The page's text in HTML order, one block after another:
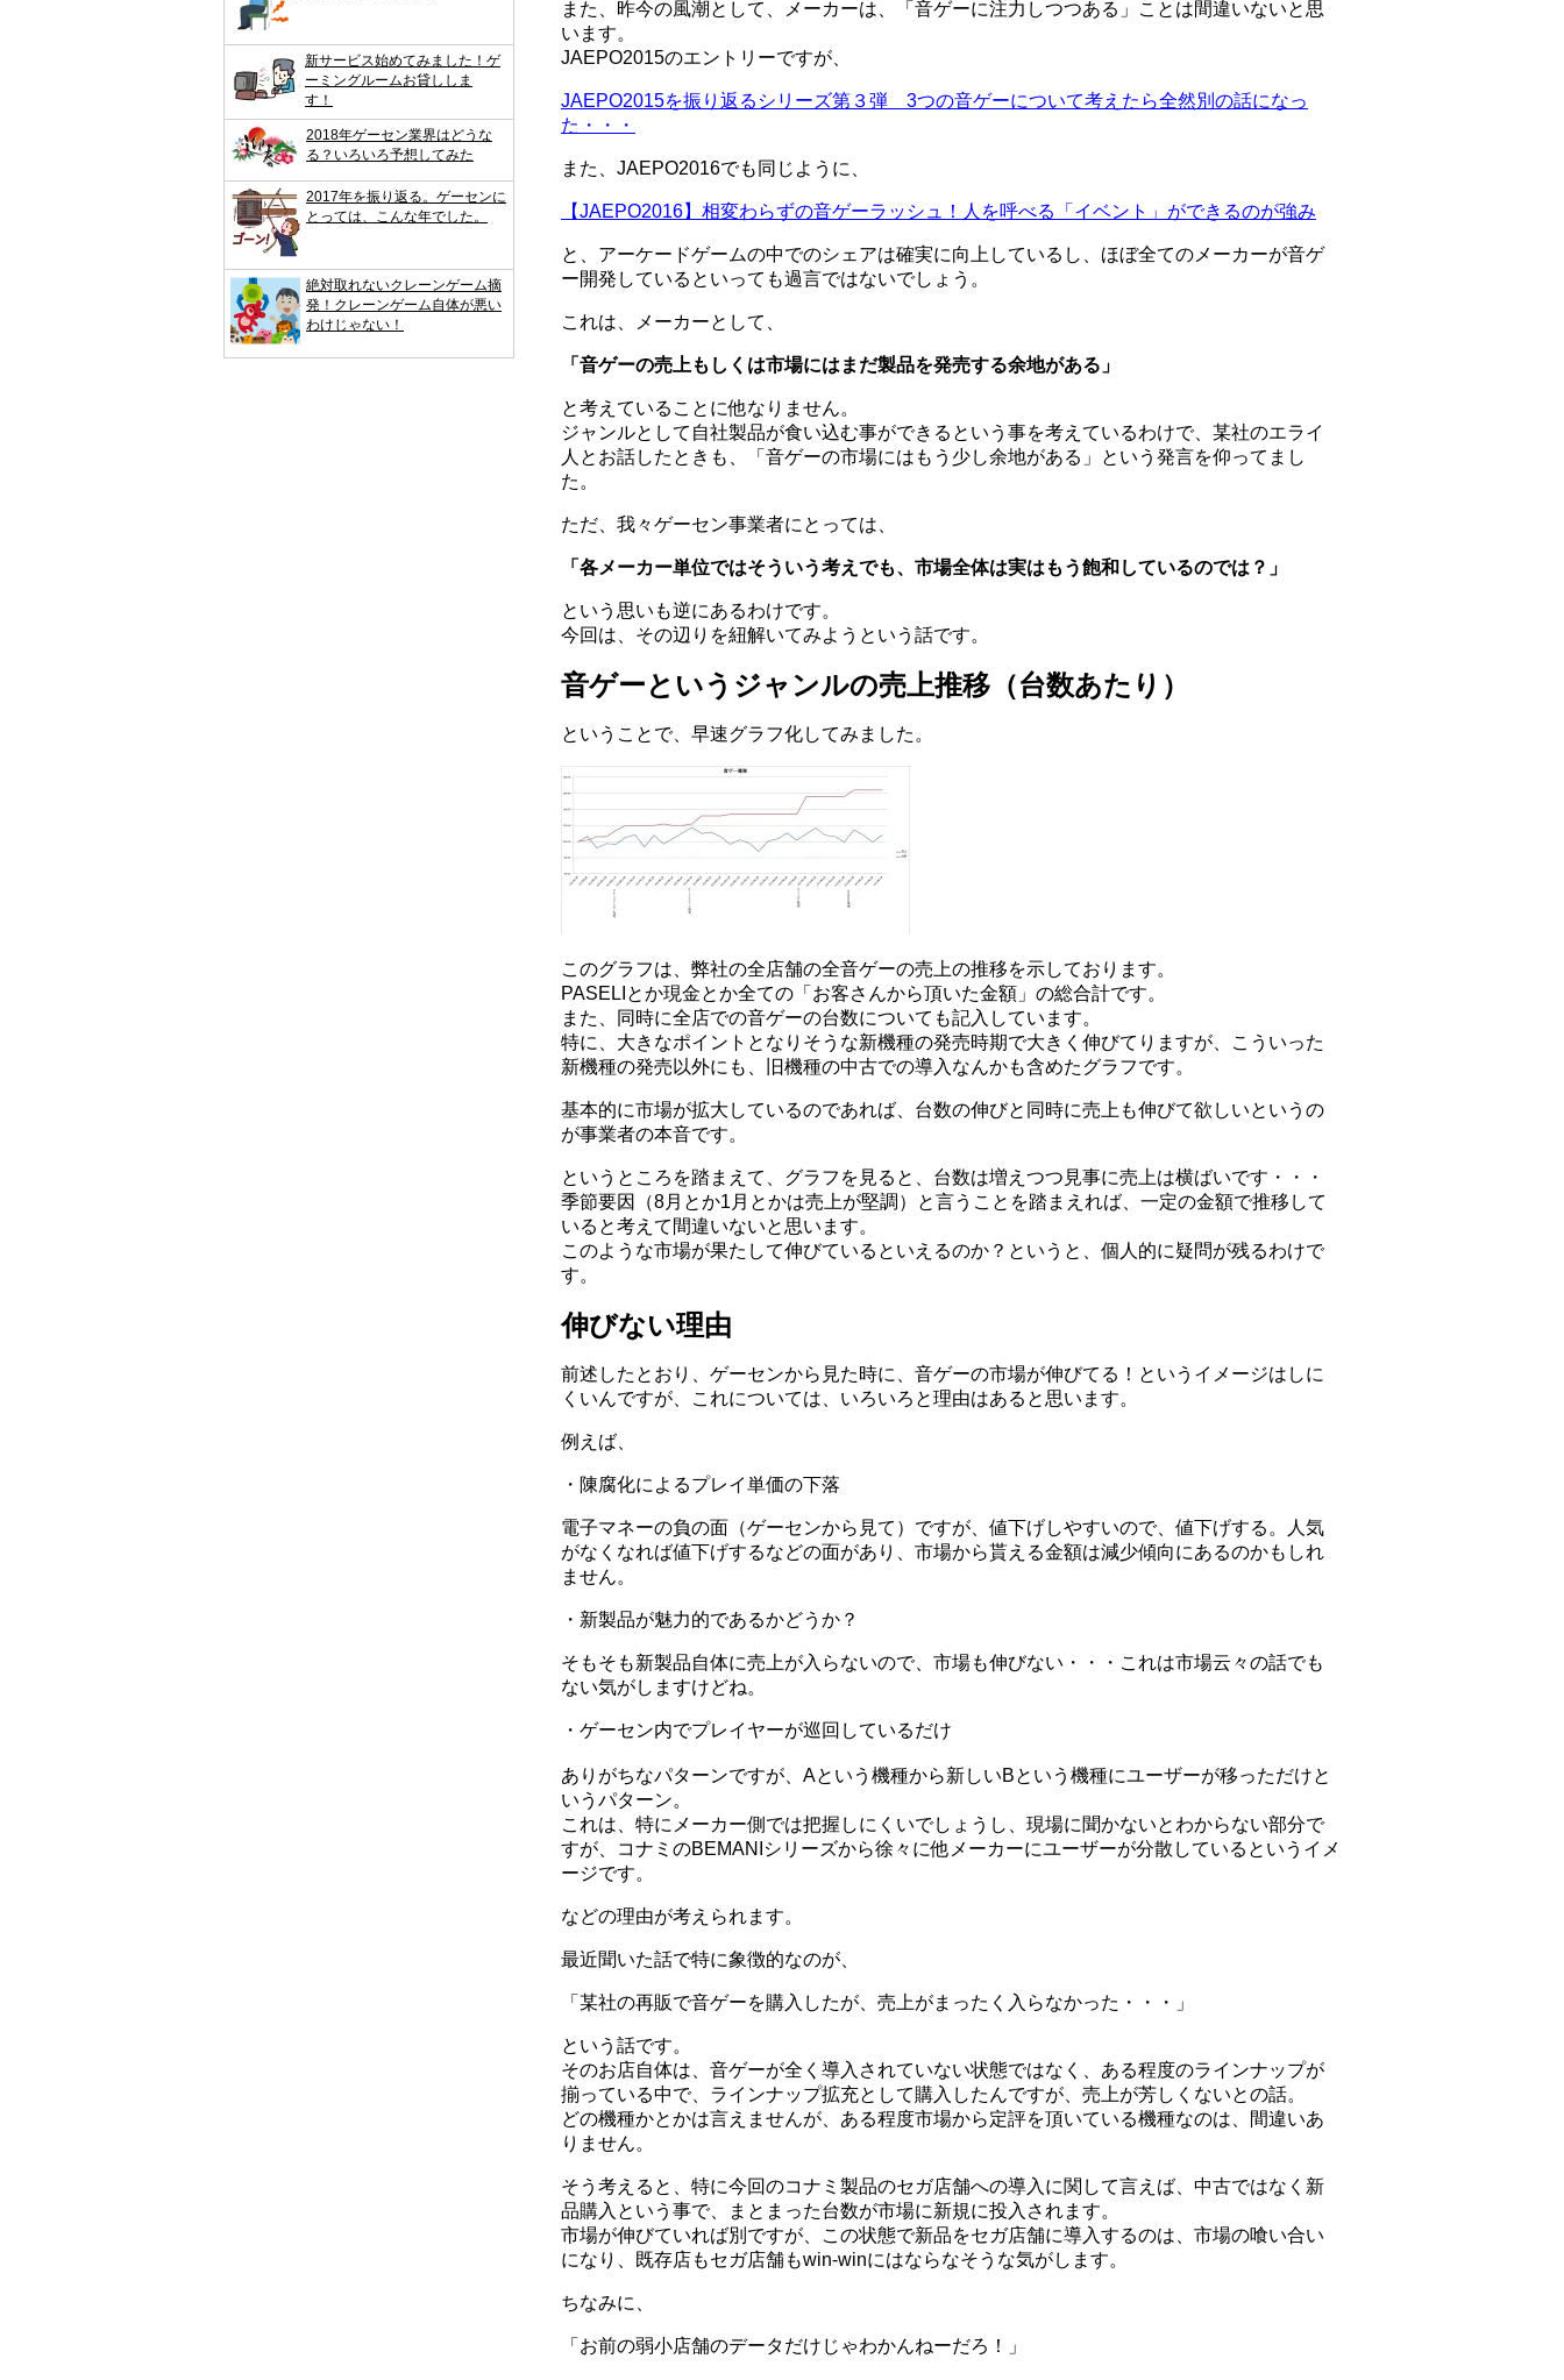
また、昨今の風潮として、メーカーは、「音ゲーに注力しつつある」ことは間違いないと思
います。
JAEPO2015のエントリーですが、
JAEPO2015を振り返るシリーズ第３弾 3つの音ゲーについて考えたら全然別の話になっ
た・・・
また、JAEPO2016でも同じように、
【JAEPO2016】相変わらずの音ゲーラッシュ！人を呼べる「イベント」ができるのが強み
と、アーケードゲームの中でのシェアは確実に向上しているし、ほぼ全てのメーカーが音ゲ
ー開発しているといっても過言ではないでしょう。
これは、メーカーとして、
「音ゲーの売上もしくは市場にはまだ製品を発売する余地がある」
と考えていることに他なりません。
ジャンルとして自社製品が食い込む事ができるという事を考えているわけで、某社のエライ
人とお話したときも、「音ゲーの市場にはもう少し余地がある」という発言を仰ってまし
た。
ただ、我々ゲーセン事業者にとっては、
「各メーカー単位ではそういう考えでも、市場全体は実はもう飽和しているのでは？」
という思いも逆にあるわけです。
今回は、その辺りを紐解いてみようという話です。
音ゲーというジャンルの売上推移（台数あたり）
ということで、早速グラフ化してみました。
このグラフは、弊社の全店舗の全音ゲーの売上の推移を示しております。
PASELIとか現金とか全ての「お客さんから頂いた金額」の総合計です。
また、同時に全店での音ゲーの台数についても記入しています。
特に、大きなポイントとなりそうな新機種の発売時期で大きく伸びてりますが、こういった
新機種の発売以外にも、旧機種の中古での導入なんかも含めたグラフです。
基本的に市場が拡大しているのであれば、台数の伸びと同時に売上も伸びて欲しいというの
が事業者の本音です。
というところを踏まえて、グラフを見ると、台数は増えつつ見事に売上は横ばいです・・・
季節要因（8月とか1月とかは売上が堅調）と言うことを踏まえれば、一定の金額で推移して
いると考えて間違いないと思います。
このような市場が果たして伸びているといえるのか？というと、個人的に疑問が残るわけで
す。
伸びない理由
前述したとおり、ゲーセンから見た時に、音ゲーの市場が伸びてる！というイメージはしに
くいんですが、これについては、いろいろと理由はあると思います。
例えば、
・陳腐化によるプレイ単価の下落
電子マネーの負の面（ゲーセンから見て）ですが、値下げしやすいので、値下げする。人気
がなくなれば値下げするなどの面があり、市場から貰える金額は減少傾向にあるのかもしれ
ません。
・新製品が魅力的であるかどうか？
そもそも新製品自体に売上が入らないので、市場も伸びない・・・これは市場云々の話でも
ない気がしますけどね。
・ゲーセン内でプレイヤーが巡回しているだけ
ありがちなパターンですが、Aという機種から新しいBという機種にユーザーが移っただけと
いうパターン。
これは、特にメーカー側では把握しにくいでしょうし、現場に聞かないとわからない部分で
すが、コナミのBEMANIシリーズから徐々に他メーカーにユーザーが分散しているというイメ
ージです。
などの理由が考えられます。
最近聞いた話で特に象徴的なのが、
「某社の再販で音ゲーを購入したが、売上がまったく入らなかった・・・」
という話です。
そのお店自体は、音ゲーが全く導入されていない状態ではなく、ある程度のラインナップが
揃っている中で、ラインナップ拡充として購入したんですが、売上が芳しくないとの話。
どの機種かとかは言えませんが、ある程度市場から定評を頂いている機種なのは、間違いあ
りません。
そう考えると、特に今回のコナミ製品のセガ店舗への導入に関して言えば、中古ではなく新
品購入という事で、まとまった台数が市場に新規に投入されます。
市場が伸びていれば別ですが、この状態で新品をセガ店舗に導入するのは、市場の喰い合い
になり、既存店もセガ店舗もwin-winにはならなそうな気がします。
ちなみに、
「お前の弱小店舗のデータだけじゃわかんねーだろ！」
新サービス始めてみました！ゲ
ーミングルームお貸ししま
す！
2018年ゲーセン業界はどうな
る？いろいろ予想してみた
2017年を振り返る。ゲーセンに
とっては、こんな年でした。
絶対取れないクレーンゲーム摘
発！クレーンゲーム自体が悪い
わけじゃない！